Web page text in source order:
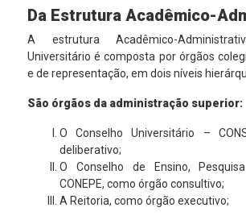
Da Estrutura Acadêmico-
A estrutura Acadêmico-
Universitário é composta por órgãos
e de representação, em dois níveis
São órgãos da administração superior:
O Conselho Universitário –
deliberativo;
O Conselho de Ensino,
CONEPE, como órgão consultivo;
A Reitoria, como órgão executivo;